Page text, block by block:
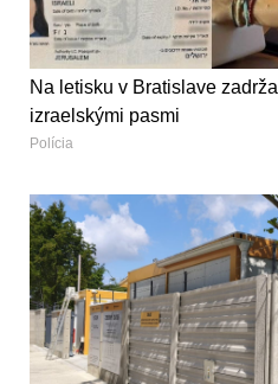
Na letisku v Bratislave
izraelskými pasmi
Polícia